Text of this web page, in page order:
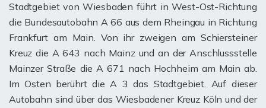
Stadtgebiet von Wiesbaden führt in West-Ost-Richtung
die Bundesautobahn A 66 aus dem Rheingau in Richtung
Frankfurt am Main. Von ihr zweigen am Schiersteiner
Kreuz die A 643 nach Mainz und an der Anschlussstelle
Mainzer Straße die A 671 nach Hochheim am Main ab.
Im Osten berührt die A 3 das Stadtgebiet. Auf dieser
Autobahn sind über das Wiesbadener Kreuz Köln und der